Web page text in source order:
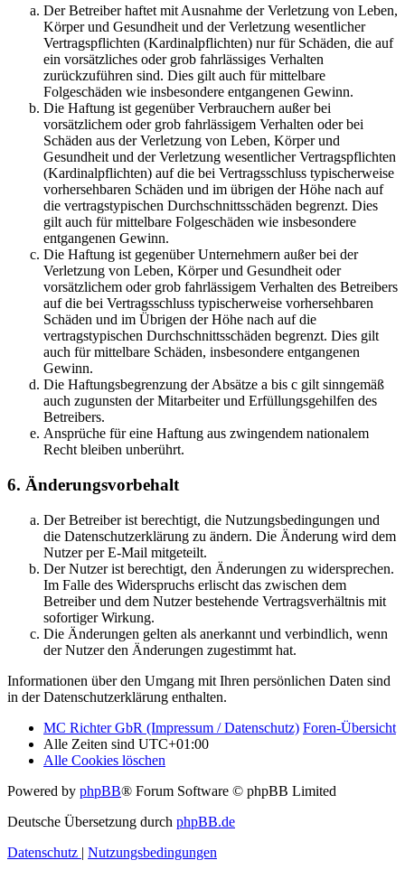
Der Betreiber haftet mit Ausnahme der Verletzung von Leben,
Körper und Gesundheit und der Verletzung wesentlicher
Vertragspflichten (Kardinalpflichten) nur für Schäden, die auf
ein vorsätzliches oder grob fahrlässiges Verhalten
zurückzuführen sind. Dies gilt auch für mittelbare
Folgeschäden wie insbesondere entgangenen Gewinn.
Die Haftung ist gegenüber Verbrauchern außer bei
vorsätzlichem oder grob fahrlässigem Verhalten oder bei
Schäden aus der Verletzung von Leben, Körper und
Gesundheit und der Verletzung wesentlicher Vertragspflichten
(Kardinalpflichten) auf die bei Vertragsschluss typischerweise
vorhersehbaren Schäden und im übrigen der Höhe nach auf
die vertragstypischen Durchschnittsschäden begrenzt. Dies
gilt auch für mittelbare Folgeschäden wie insbesondere
entgangenen Gewinn.
Die Haftung ist gegenüber Unternehmern außer bei der
Verletzung von Leben, Körper und Gesundheit oder
vorsätzlichem oder grob fahrlässigem Verhalten des Betreibers
auf die bei Vertragsschluss typischerweise vorhersehbaren
Schäden und im Übrigen der Höhe nach auf die
vertragstypischen Durchschnittsschäden begrenzt. Dies gilt
auch für mittelbare Schäden, insbesondere entgangenen
Gewinn.
Die Haftungsbegrenzung der Absätze a bis c gilt sinngemäß
auch zugunsten der Mitarbeiter und Erfüllungsgehilfen des
Betreibers.
Ansprüche für eine Haftung aus zwingendem nationalem
Recht bleiben unberührt.
6. Änderungsvorbehalt
Der Betreiber ist berechtigt, die Nutzungsbedingungen und
die Datenschutzerklärung zu ändern. Die Änderung wird dem
Nutzer per E-Mail mitgeteilt.
Der Nutzer ist berechtigt, den Änderungen zu widersprechen.
Im Falle des Widerspruchs erlischt das zwischen dem
Betreiber und dem Nutzer bestehende Vertragsverhältnis mit
sofortiger Wirkung.
Die Änderungen gelten als anerkannt und verbindlich, wenn
der Nutzer den Änderungen zugestimmt hat.
Informationen über den Umgang mit Ihren persönlichen Daten sind
in der Datenschutzerklärung enthalten.
MC Richter GbR (Impressum / Datenschutz) Foren-Übersicht
Alle Zeiten sind UTC+01:00
Alle Cookies löschen
Powered by phpBB® Forum Software © phpBB Limited
Deutsche Übersetzung durch phpBB.de
Datenschutz | Nutzungsbedingungen